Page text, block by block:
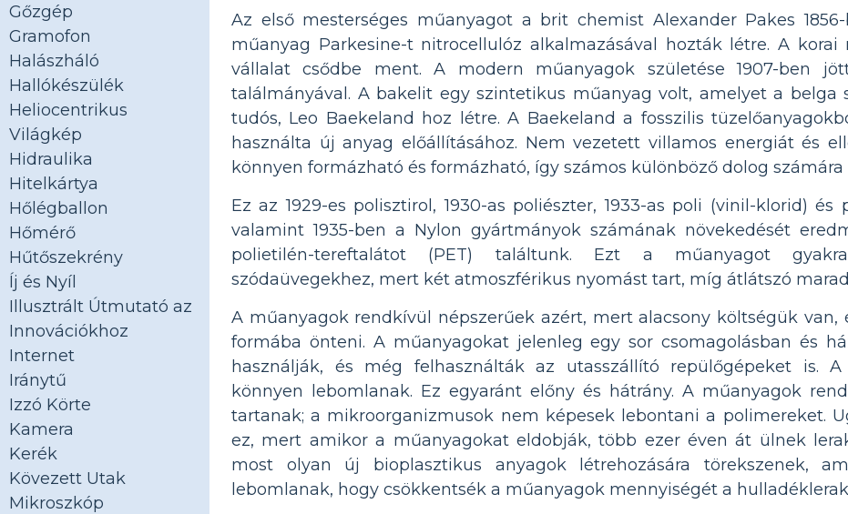
Gőzgép
Gramofon
Halászháló
Hallókészülék
Heliocentrikus
Világkép
Hidraulika
Hitelkártya
Hőlégballon
Hőmérő
Hűtőszekrény
Íj és Nyíl
Illusztrált Útmutató az
Innovációkhoz
Internet
Iránytű
Izzó Körte
Kamera
Kerék
Kövezett Utak
Mikroszkóp
Az első mesterséges műanyagot a brit chemist Alexander Pakes
műanyag Parkesine-t nitrocellulóz alkalmazásával hozták létre. A korai
vállalat csődbe ment. A modern műanyagok születése 1907-ben
találmányával. A bakelit egy szintetikus műanyag volt, amelyet a belga
tudós, Leo Baekeland hoz létre. A Baekeland a fosszilis
használta új anyag előállításához. Nem vezetett villamos energiát és
könnyen formázható és formázható, így számos különböző dolog számára
Ez az 1929-es polisztirol, 1930-as poliészter, 1933-as poli (vinil-klorid) és
valamint 1935-ben a Nylon gyártmányok számának növekedését
polietilén-tereftalátot (PET) találtunk. Ezt a műanyagot
szódaüvegekhez, mert két atmoszférikus nyomást tart, míg átlátszó
A műanyagok rendkívül népszerűek azért, mert alacsony költségük van,
formába önteni. A műanyagokat jelenleg egy sor csomagolásban és
használják, és még felhasználták az utasszállító repülőgépeket is.
könnyen lebomlanak. Ez egyaránt előny és hátrány. A műanyagok
tartanak; a mikroorganizmusok nem képesek lebontani a polimereket.
ez, mert amikor a műanyagokat eldobják, több ezer éven át ülnek
most olyan új bioplasztikus anyagok létrehozására törekszenek,
lebomlanak, hogy csökkentsék a műanyagok mennyiségét a